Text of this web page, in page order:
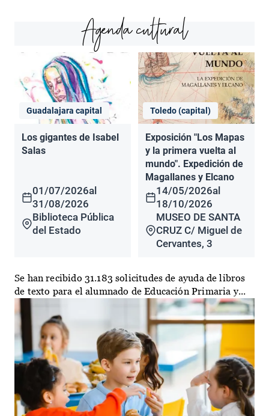
Agenda cultural
Guadalajara capital
Los gigantes de Isabel
Salas
01/07/2026al
31/08/2026
Biblioteca Pública
del Estado
Toledo (capital)
Exposición "Los Mapas
y la primera vuelta al
mundo". Expedición de
Magallanes y Elcano
14/05/2026al
18/10/2026
MUSEO DE SANTA
CRUZ C/ Miguel de
Cervantes, 3
Se han recibido 31.183 solicitudes de ayuda de libros
de texto para el alumnado de Educación Primaria y...